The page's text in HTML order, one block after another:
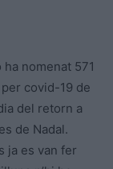
ha nomenat 571
covid-19 de
del retorn a
de Nadal.
ja es van fer